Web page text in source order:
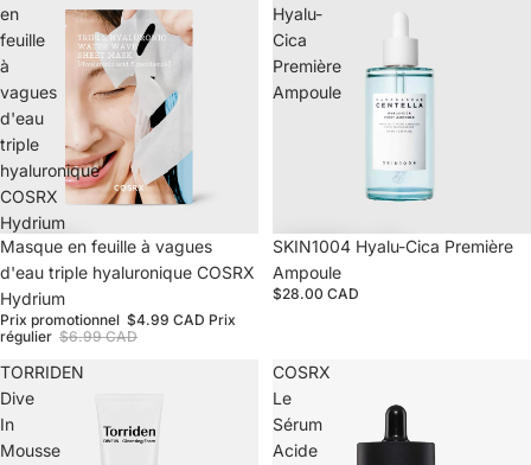
en
feuille
à
vagues
d'eau
triple
hyaluronique
COSRX
Hydrium
Promotion
Masque en feuille à vagues
d'eau triple hyaluronique COSRX
Hydrium
Prix promotionnel $4.99 CAD Prix
régulier $6.99 CAD
Hyalu-
Cica
Première
Ampoule
SKIN1004 Hyalu-Cica Première
Ampoule
$28.00 CAD
TORRIDEN
Dive
In
Mousse
COSRX
Le
Sérum
Acide